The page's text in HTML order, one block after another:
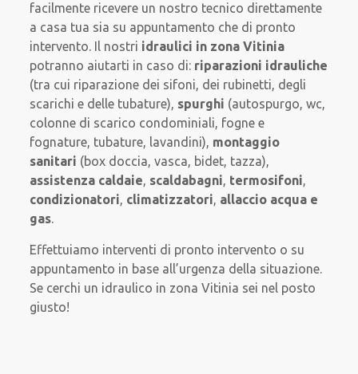
facilmente ricevere un nostro tecnico direttamente
a casa tua sia su appuntamento che di pronto
intervento. Il nostri idraulici in zona Vitinia
potranno aiutarti in caso di: riparazioni idrauliche
(tra cui riparazione dei sifoni, dei rubinetti, degli
scarichi e delle tubature), spurghi (autospurgo, wc,
colonne di scarico condominiali, fogne e
fognature, tubature, lavandini), montaggio
sanitari (box doccia, vasca, bidet, tazza),
assistenza caldaie, scaldabagni, termosifoni,
condizionatori, climatizzatori, allaccio acqua e
gas.
Effettuiamo interventi di pronto intervento o su
appuntamento in base all’urgenza della situazione.
Se cerchi un idraulico in zona Vitinia sei nel posto
giusto!